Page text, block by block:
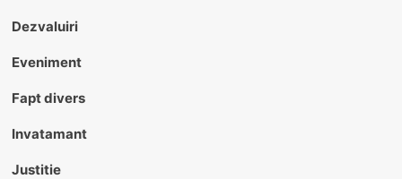
Dezvaluiri
Eveniment
Fapt divers
Invatamant
Justitie